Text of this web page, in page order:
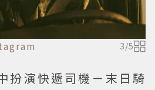
3/5
扮演快遞司機－末日騎